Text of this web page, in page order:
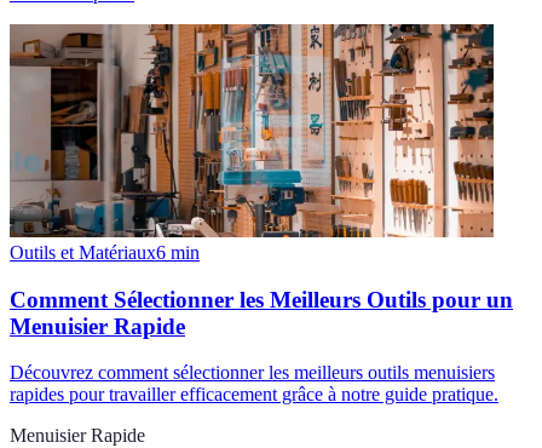
Outils et Matériaux6 min
Comment Sélectionner les Meilleurs Outils pour un
Menuisier Rapide
Découvrez comment sélectionner les meilleurs outils menuisiers
rapides pour travailler efficacement grâce à notre guide pratique.
Menuisier Rapide